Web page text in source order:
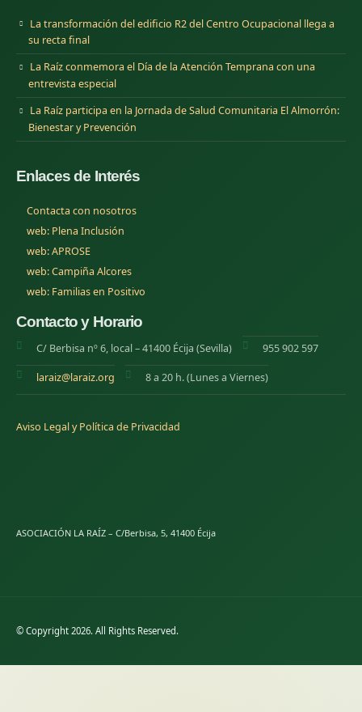
La transformación del edificio R2 del Centro Ocupacional llega a
su recta final
La Raíz conmemora el Día de la Atención Temprana con una
entrevista especial
La Raíz participa en la Jornada de Salud Comunitaria El Almorrón:
Bienestar y Prevención
Enlaces de Interés
Contacta con nosotros
web: Plena Inclusión
web: APROSE(se abre en una nueva pestana)
web: Campiña Alcores(se abre en una nueva pestana)
web: Familias en Positivo
Contacto y Horario
C/ Berbisa nº 6, local – 41400 Écija (Sevilla) 955 902 597
laraiz@laraiz.org 8 a 20 h. (Lunes a Viernes)
Aviso Legal y Política de Privacidad
ASOCIACIÓN LA RAÍZ – C/Berbisa, 5, 41400 Écija
© Copyright 2026. All Rights Reserved.